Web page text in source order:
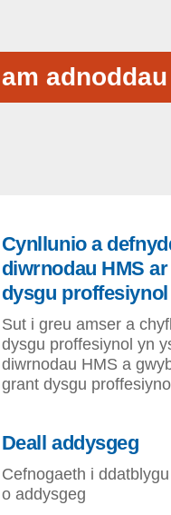
adnoddau
Cynllunio a
diwrnodau HMS
dysgu proffesiynol
Sut i greu amser a
dysgu proffesiynol yn
diwrnodau HMS a
grant dysgu proffesiynol
Deall addysgeg
Cefnogaeth i
o addysgeg